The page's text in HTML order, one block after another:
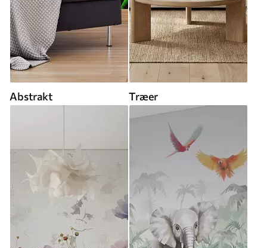
Abstrakt Træer